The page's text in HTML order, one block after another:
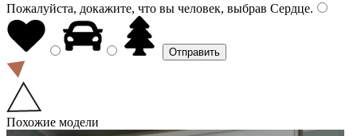
Пожалуйста, докажите, что вы человек, выбрав Сердце.
Похожие модели